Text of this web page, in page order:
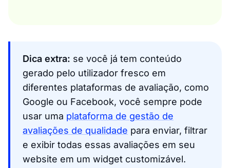
Dica extra: se você já tem conteúdo
gerado pelo utilizador fresco em
diferentes plataformas de avaliação, como
Google ou Facebook, você sempre pode
usar uma plataforma de gestão de
avaliações de qualidade para enviar, filtrar
e exibir todas essas avaliações em seu
website em um widget customizável.